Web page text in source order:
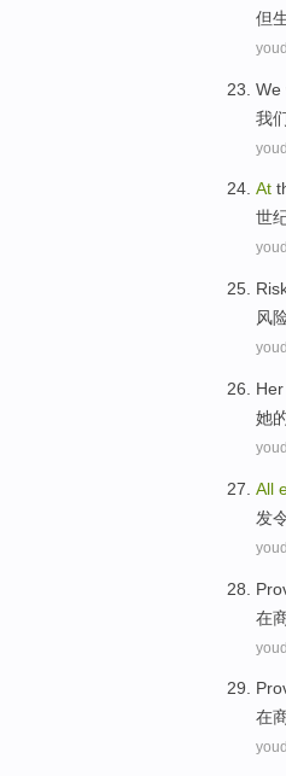
但
We
我
At
世
风
Her
她
All
发
在
在